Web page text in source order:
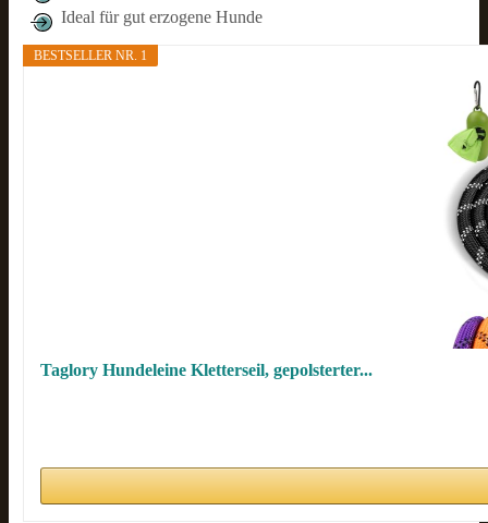
Ideal für gut erzogene Hunde
BESTSELLER NR. 1
Taglory Hundeleine Kletterseil, gepolsterter...